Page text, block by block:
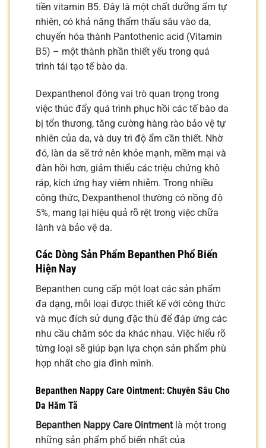
tiền vitamin B5. Đây là một chất dưỡng ẩm tự
nhiên, có khả năng thẩm thấu sâu vào da,
chuyển hóa thành Pantothenic acid (Vitamin
B5) – một thành phần thiết yếu trong quá
trình tái tạo tế bào da.
Dexpanthenol đóng vai trò quan trọng trong
việc thúc đẩy quá trình phục hồi các tế bào da
bị tổn thương, tăng cường hàng rào bảo vệ tự
nhiên của da, và duy trì độ ẩm cần thiết. Nhờ
đó, làn da sẽ trở nên khỏe mạnh, mềm mại và
đàn hồi hơn, giảm thiểu các triệu chứng khô
ráp, kích ứng hay viêm nhiễm. Trong nhiều
công thức, Dexpanthenol thường có nồng độ
5%, mang lại hiệu quả rõ rệt trong việc chữa
lành và bảo vệ da.
Các Dòng Sản Phẩm Bepanthen Phổ Biến
Hiện Nay
Bepanthen cung cấp một loạt các sản phẩm
đa dạng, mỗi loại được thiết kế với công thức
và mục đích sử dụng đặc thù để đáp ứng các
nhu cầu chăm sóc da khác nhau. Việc hiểu rõ
từng loại sẽ giúp bạn lựa chọn sản phẩm phù
hợp nhất cho gia đình mình.
Bepanthen Nappy Care Ointment: Chuyên Sâu Cho
Da Hăm Tã
Bepanthen Nappy Care Ointmentlà một trong
những sản phẩm phổ biến nhất của